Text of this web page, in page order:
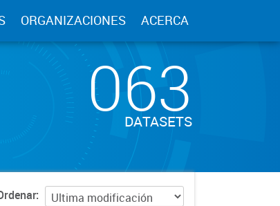
ORGANIZACIONES ACERCA
063
DATASETS